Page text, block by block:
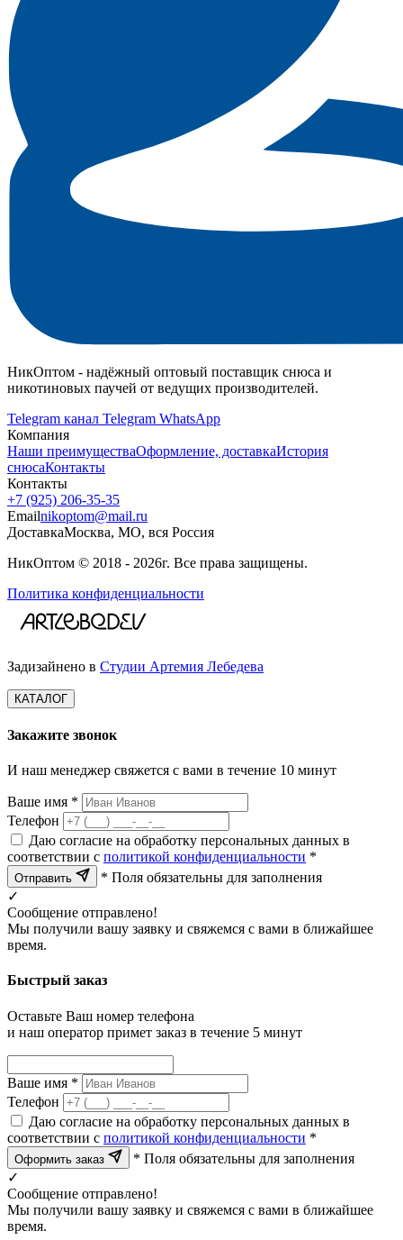
НикОптом - надёжный оптовый поставщик снюса и
никотиновых паучей от ведущих производителей.
Telegram канал Telegram WhatsApp
Компания
Наши преимуществаОформление, доставкаИстория
снюсаКонтакты
Контакты
+7 (925) 206‑35‑35
Emailnikoptom@mail.ru
ДоставкаМосква, МО, вся Россия
НикОптом © 2018 - 2026г. Все права защищены.
Политика конфиденциальности
Задизайнено в Студии Артемия Лебедева
КАТАЛОГ
Закажите звонок
И наш менеджер свяжется с вами в течение 10 минут
Ваше имя *
Телефон
Даю согласие на обработку персональных данных в
соответствии с политикой конфиденциальности *
Отправить
* Поля обязательны для заполнения
✓
Сообщение отправлено!
Мы получили вашу заявку и свяжемся с вами в ближайшее
время.
Быстрый заказ
Оставьте Ваш номер телефона
и наш оператор примет заказ в течение 5 минут
Ваше имя *
Телефон
Даю согласие на обработку персональных данных в
соответствии с политикой конфиденциальности *
Оформить заказ
* Поля обязательны для заполнения
✓
Сообщение отправлено!
Мы получили вашу заявку и свяжемся с вами в ближайшее
время.